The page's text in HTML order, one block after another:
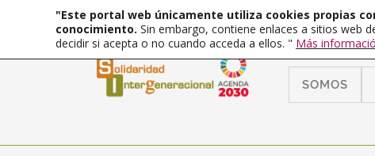
SOMOS
"Este portal web únicamente utiliza cookies propias
conocimiento. Sin embargo, contiene enlaces a sitios web
decidir si acepta o no cuando acceda a ellos. " Más